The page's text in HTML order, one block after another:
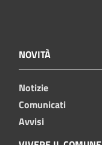
NOVITÀ
Notizie
Comunicati
Avvisi